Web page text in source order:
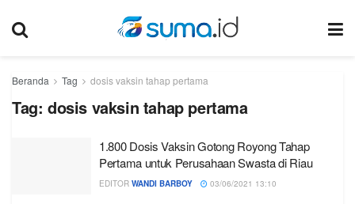
Beranda Tag dosis vaksin tahap pertama
Tag: dosis vaksin tahap pertama
1.800 Dosis Vaksin Gotong Royong Tahap
Pertama untuk Perusahaan Swasta di Riau
EDITOR WANDI BARBOY 03/06/2021 13:10